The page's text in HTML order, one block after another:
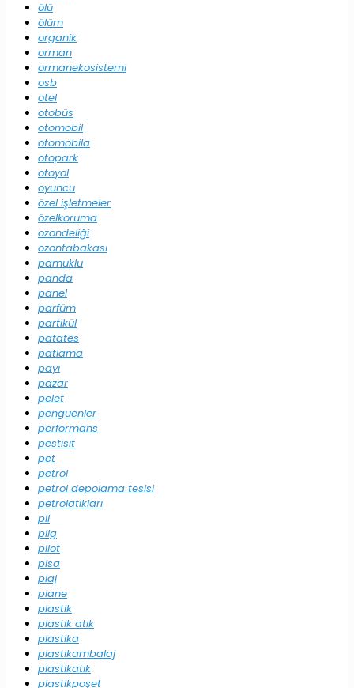
ölü
ölüm
organik
orman
ormanekosistemi
osb
otel
otobüs
otomobil
otomobila
otopark
otoyol
oyuncu
özel işletmeler
özelkoruma
ozondeliği
ozontabakası
pamuklu
panda
panel
parfüm
partikül
patates
patlama
payı
pazar
pelet
penguenler
performans
pestisit
pet
petrol
petrol depolama tesisi
petrolatıkları
pil
pilg
pilot
pisa
plaj
plane
plastik
plastik atık
plastika
plastikambalaj
plastikatık
plastikpoşet